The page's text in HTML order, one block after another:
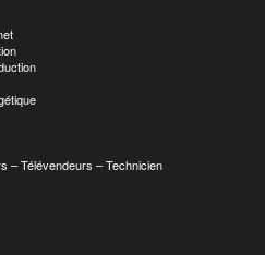
– Télévendeurs – Technicien